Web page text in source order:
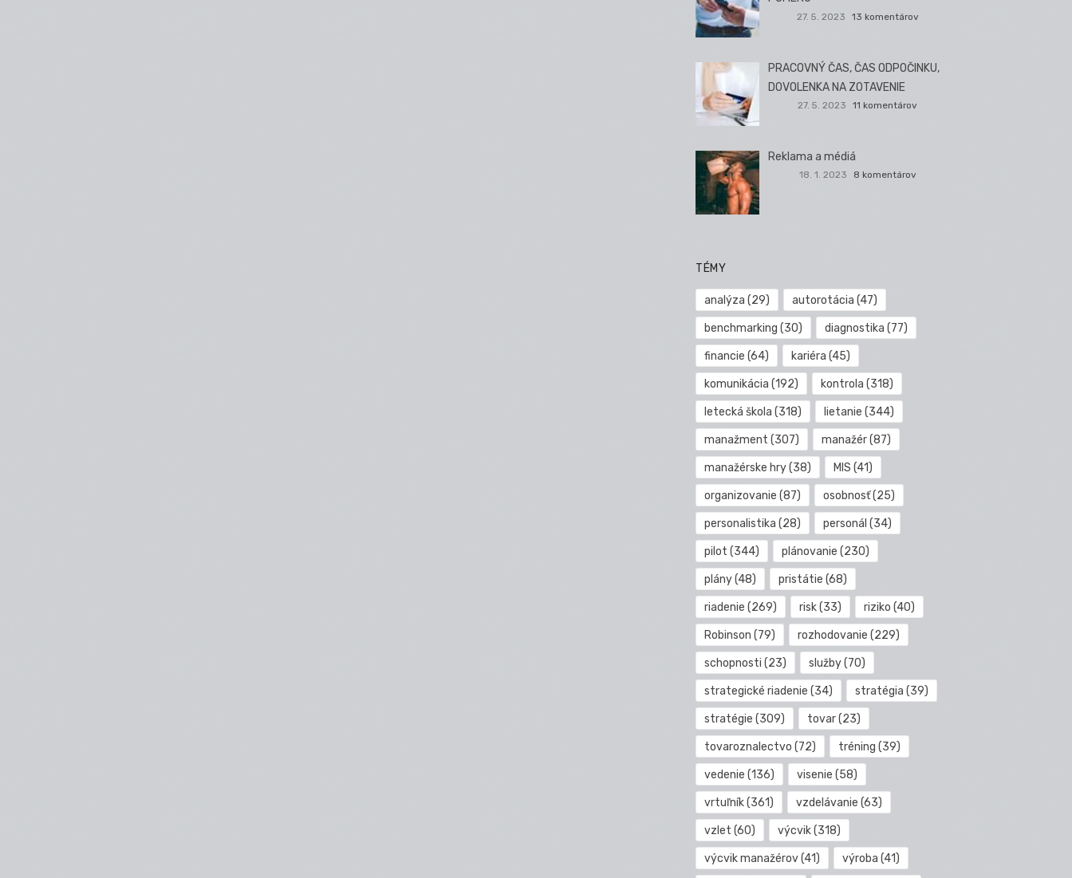
27. 5. 2023 13 komentárov
PRACOVNÝ ČAS, ČAS ODPOČINKU,
DOVOLENKA NA ZOTAVENIE
27. 5. 2023 11 komentárov
Reklama a médiá
18. 1. 2023 8 komentárov
TÉMY
analýza (29) autorotácia (47)
benchmarking (30) diagnostika (77)
financie (64) kariéra (45)
komunikácia (192) kontrola (318)
letecká škola (318) lietanie (344)
manažment (307) manažér(87)
manažérske hry(38) MIS (41)
organizovanie (87) osobnosť(25)
personalistika (28) personál (34)
pilot (344) plánovanie (230)
plány(48) pristátie (68)
riadenie (269) risk(33) riziko (40)
Robinson (79) rozhodovanie (229)
schopnosti (23) služby(70)
strategické riadenie (34) stratégia (39)
stratégie (309) tovar(23)
tovaroznalectvo (72) tréning (39)
vedenie (136) visenie (58)
vrtuľník(361) vzdelávanie (63)
vzlet (60) výcvik(318)
výcvik manažérov(41) výroba (41)